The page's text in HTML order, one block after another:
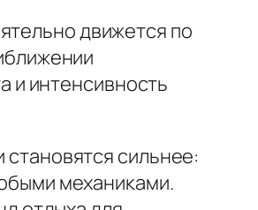
движется по
и интенсивность
сильнее:
механиками.